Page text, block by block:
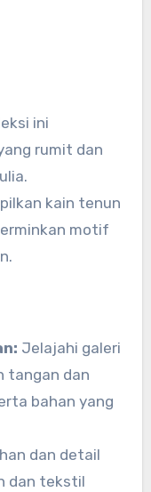
ini
rumit dan
kain tenun
motif
Jelajahi galeri
tangan dan
bahan yang
dan detail
dan tekstil